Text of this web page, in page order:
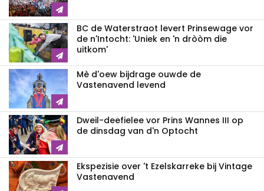
BC de Waterstraot levert Prinsewage vor
de n'Intocht: 'Uniek en 'n dròòm die
uitkom'
Mè d'oew bijdrage ouwde de
Vastenavend levend
Dweil-deefielee vor Prins Wannes III op
de dinsdag van d'n Optocht
Ekspezisie over 't Ezelskarreke bij Vintage
Vastenavend